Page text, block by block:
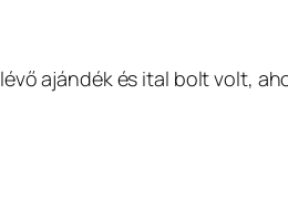
ajándék és ital bolt volt,